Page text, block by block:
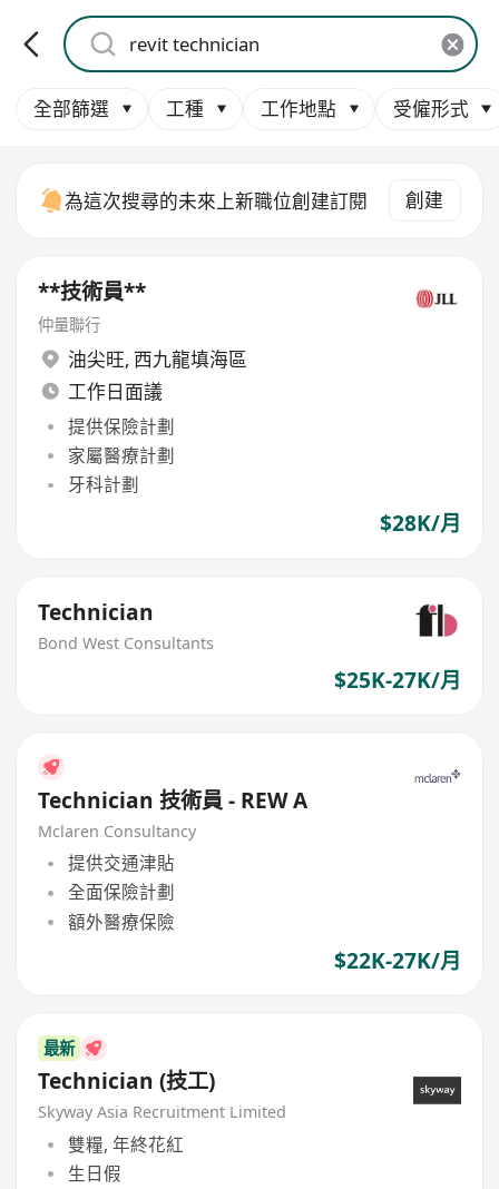
全部篩選 工種 工作地點 受僱形式
為這次搜尋的未來上新職位創建訂閱 創建
**技術員**
仲量聯行
油尖旺, 西九龍填海區
工作日面議
提供保險計劃
家屬醫療計劃
牙科計劃
$28K/月
Technician
Bond West Consultants
$25K-27K/月
Technician 技術員 - REW A
Mclaren Consultancy
提供交通津貼
全面保險計劃
額外醫療保險
$22K-27K/月
最新
Technician (技工)
Skyway Asia Recruitment Limited
雙糧, 年終花紅
生日假